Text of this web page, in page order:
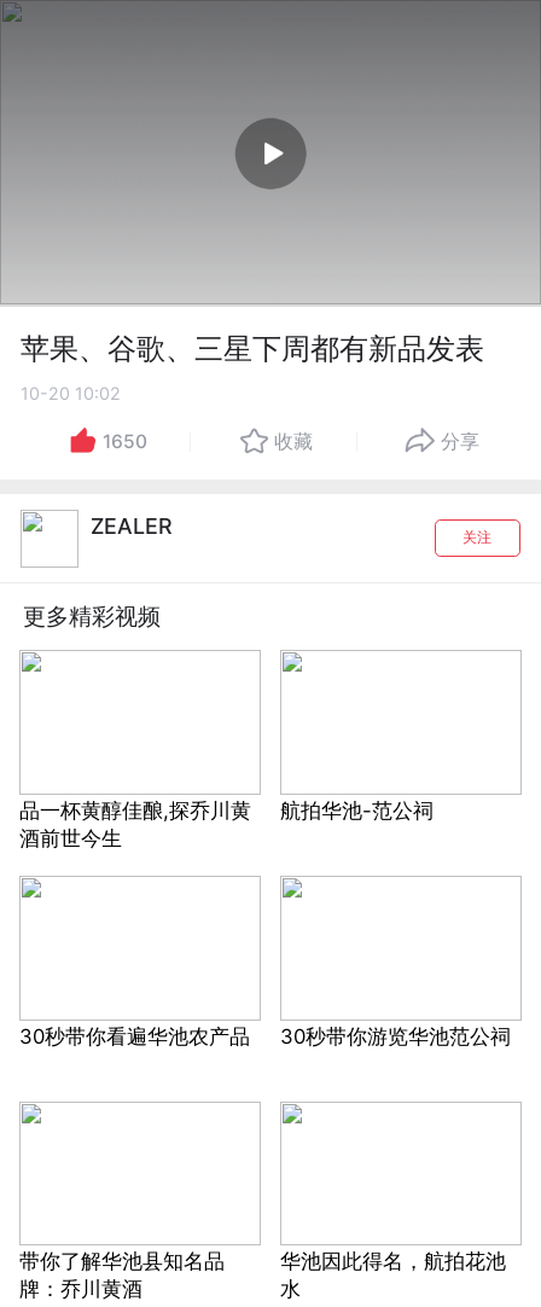
苹果、谷歌、三星下周都有新品发表
10-20 10:02
1650 收藏 分享
ZEALER 关注
更多精彩视频
品一杯黄醇佳酿,探乔川黄
酒前世今生
航拍华池-范公祠
30秒带你看遍华池农产品 30秒带你游览华池范公祠
带你了解华池县知名品
牌：乔川黄酒
华池因此得名，航拍花池
水